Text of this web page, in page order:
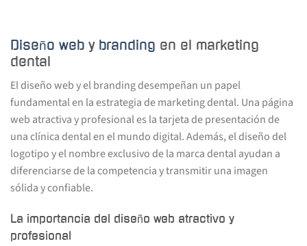
Diseño web y branding en el marketing
dental
El diseño web y el branding desempeñan un papel
fundamental en la estrategia de marketing dental. Una página
web atractiva y profesional es la tarjeta de presentación de
una clínica dental en el mundo digital. Además, el diseño del
logotipo y el nombre exclusivo de la marca dental ayudan a
diferenciarse de la competencia y transmitir una imagen
sólida y confiable.
La importancia del diseño web atractivo y
profesional